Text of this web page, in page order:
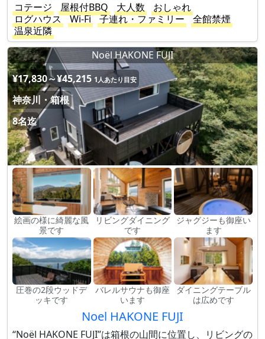
コテージ
屋根付BBQ 大人数
おしゃれ
ログハウス
Wi-Fi 子連れ・ファミリー
全館禁煙
温泉近隣
Noël HAKONE FUJI
¥17,830～¥45,215 1人あたり目安
神奈川・箱根
8名迄
絵画の様に綺麗な風
景です
リビングダイニング
です
ジャグジーも御座い
ます
圧巻の2段ウッドデ
ッキです
バレルサウナも御座
います
ダイニングテーブル
は広めです
Noel HAKONE FUJI
“Noël HAKONE FUJI”は箱根の山間に位置し、リビングの